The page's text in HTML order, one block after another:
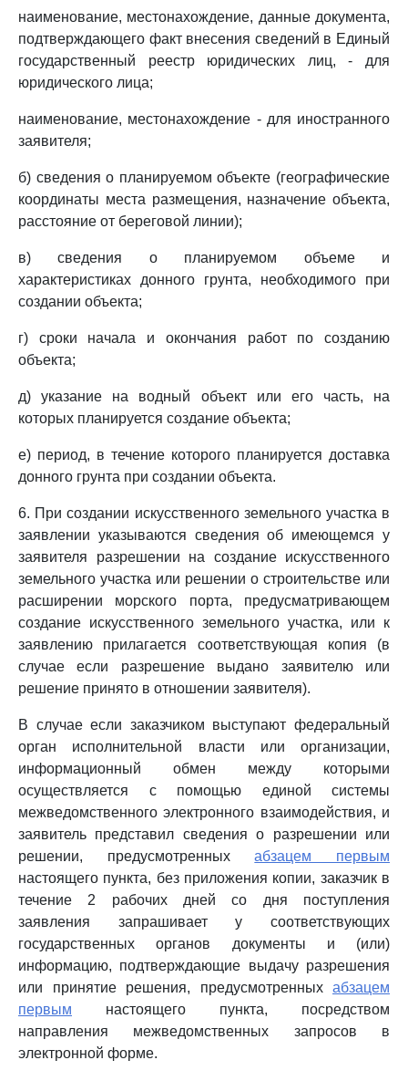
наименование, местонахождение, данные документа,
подтверждающего факт внесения сведений в Единый
государственный реестр юридических лиц, - для
юридического лица;
наименование, местонахождение - для иностранного
заявителя;
б) сведения о планируемом объекте (географические
координаты места размещения, назначение объекта,
расстояние от береговой линии);
в) сведения о планируемом объеме и
характеристиках донного грунта, необходимого при
создании объекта;
г) сроки начала и окончания работ по созданию
объекта;
д) указание на водный объект или его часть, на
которых планируется создание объекта;
е) период, в течение которого планируется доставка
донного грунта при создании объекта.
6. При создании искусственного земельного участка в
заявлении указываются сведения об имеющемся у
заявителя разрешении на создание искусственного
земельного участка или решении о строительстве или
расширении морского порта, предусматривающем
создание искусственного земельного участка, или к
заявлению прилагается соответствующая копия (в
случае если разрешение выдано заявителю или
решение принято в отношении заявителя).
В случае если заказчиком выступают федеральный
орган исполнительной власти или организации,
информационный обмен между которыми
осуществляется с помощью единой системы
межведомственного электронного взаимодействия, и
заявитель представил сведения о разрешении или
решении, предусмотренныхабзацем первым
настоящего пункта, без приложения копии, заказчик в
течение 2 рабочих дней со дня поступления
заявления запрашивает у соответствующих
государственных органов документы и (или)
информацию, подтверждающие выдачу разрешения
или принятие решения, предусмотренных абзацем
первым настоящего пункта, посредством
направления межведомственных запросов в
электронной форме.